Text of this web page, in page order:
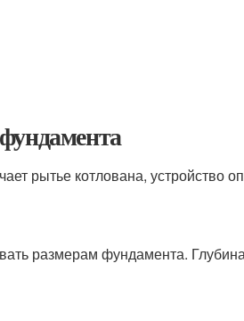
рытье котлована, устройство
размерам фундамента.